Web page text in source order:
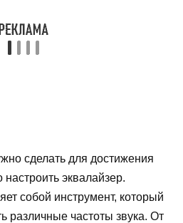
сделать для достижения
настроить эквалайзер.
собой инструмент, который
различные частоты звука. От